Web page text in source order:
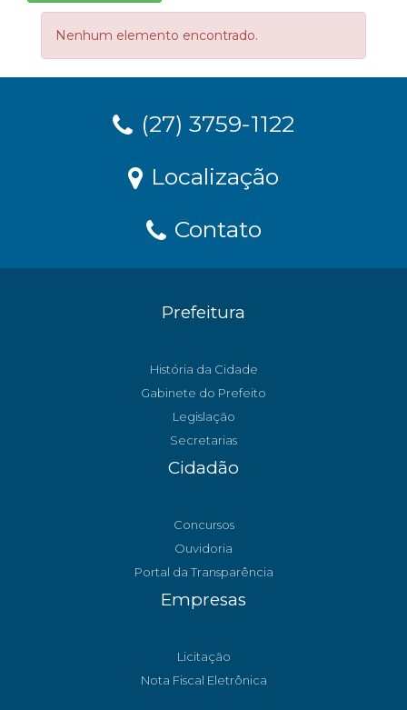
Nenhum elemento encontrado.
(27) 3759-1122
Localização
Contato
Prefeitura
História da Cidade
Gabinete do Prefeito
Legislação
Secretarias
Cidadão
Concursos
Ouvidoria
Portal da Transparência
Empresas
Licitação
Nota Fiscal Eletrônica